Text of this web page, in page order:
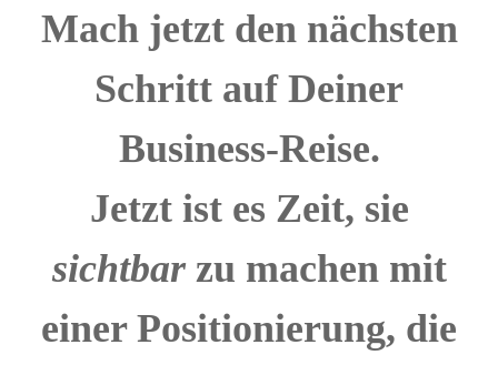
Mach jetzt den nächsten
Schritt auf Deiner
Business-Reise.
Jetzt ist es Zeit, sie
sichtbarzu machen mit
einer Positionierung, die